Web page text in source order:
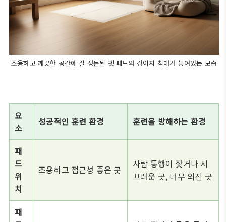
조용하고 깨끗한 공간에 잘 정돈된 펫 패드와 강아지 침대가 놓여있는 모습
요
소
성공적인 훈련 환경 훈련을 방해하는 환경
패
드
위
치
조용하고 접근성 좋은 곳
사람 통행이 잦거나 시
끄러운 곳, 너무 외진 곳
패